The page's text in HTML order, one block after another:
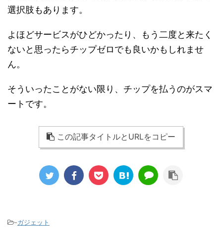
選択肢もあります。
よほどサービスがひどかったり、もう二度と来たく
ないと思ったらチップゼロでも良いかもしれませ
ん。
そういったことがない限り、チップを払うのがスマ
ートです。
この記事タイトルとURLをコピー
-ガジェット